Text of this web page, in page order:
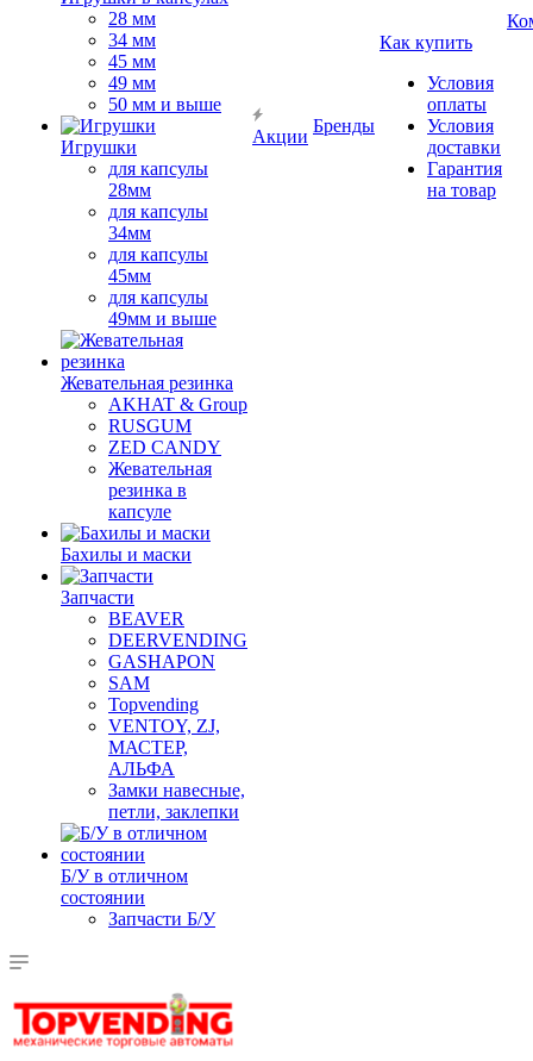
28 мм
34 мм
45 мм
49 мм
50 мм и выше
Игрушки
для капсулы
28мм
для капсулы
34мм
для капсулы
45мм
для капсулы
49мм и выше
Жевательная резинка
AKHAT & Group
RUSGUM
ZED CANDY
Жевательная
резинка в
капсуле
Бахилы и маски
Запчасти
BEAVER
DEERVENDING
GASHAPON
SAM
Topvending
VENTOY, ZJ,
МАСТЕР,
АЛЬФА
Замки навесные,
петли, заклепки
Б/У в отличном
состоянии
Запчасти Б/У
Акции
Бренды
Как купить
Условия
оплаты
Условия
доставки
Гарантия
на товар